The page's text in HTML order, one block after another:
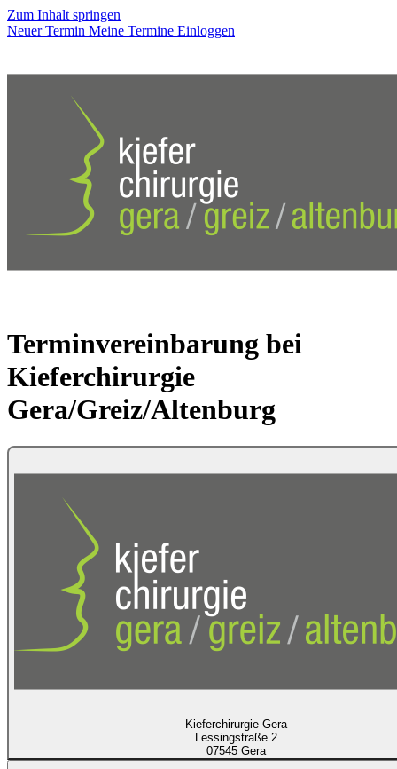
Zum Inhalt springen
Neuer Termin Meine Termine Einloggen
Terminvereinbarung bei
Kieferchirurgie
Gera/Greiz/Altenburg
Kieferchirurgie Gera
Lessingstraße 2
07545 Gera